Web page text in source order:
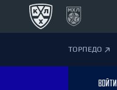
ТОРПЕДО
ВОЙТИ